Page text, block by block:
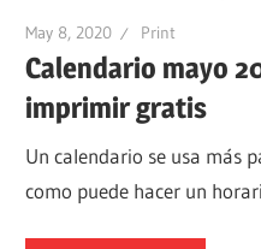
May 8, 2020 Print
Calendario mayo
imprimir gratis
Un calendario se usa más
como puede hacer un